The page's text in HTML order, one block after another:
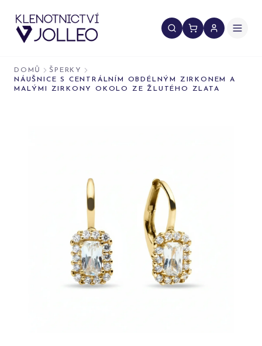
DOMŮ
ŠPERKY
NÁUŠNICE S CENTRÁLNÍM OBDÉLNÝM ZIRKONEM A
MALÝMI ZIRKONY OKOLO ZE ŽLUTÉHO ZLATA